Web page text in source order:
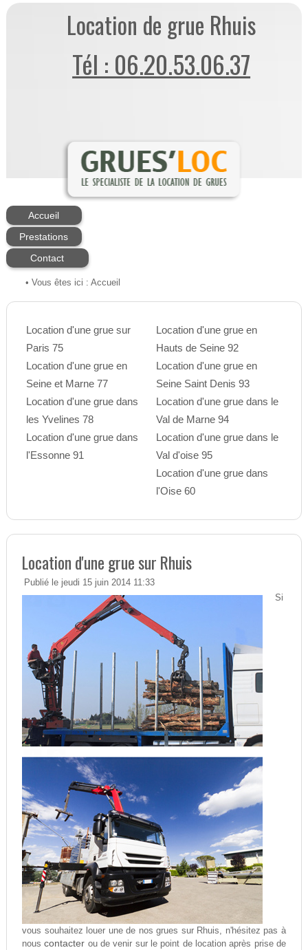
Location de grue Rhuis
Tél : 06.20.53.06.37
Accueil
Prestations
Contact
• Vous êtes ici : Accueil
Location d'une grue sur
Paris 75
Location d'une grue en
Seine et Marne 77
Location d'une grue dans
les Yvelines 78
Location d'une grue dans
l'Essonne 91
Location d'une grue en
Hauts de Seine 92
Location d'une grue en
Seine Saint Denis 93
Location d'une grue dans le
Val de Marne 94
Location d'une grue dans le
Val d'oise 95
Location d'une grue dans
l'Oise 60
Location d'une grue sur Rhuis
Publié le jeudi 15 juin 2014 11:33
Si
vous souhaitez louer une de nos grues sur Rhuis, n'hésitez pas à
nouscontacter ou de venir sur le point de location après prise de